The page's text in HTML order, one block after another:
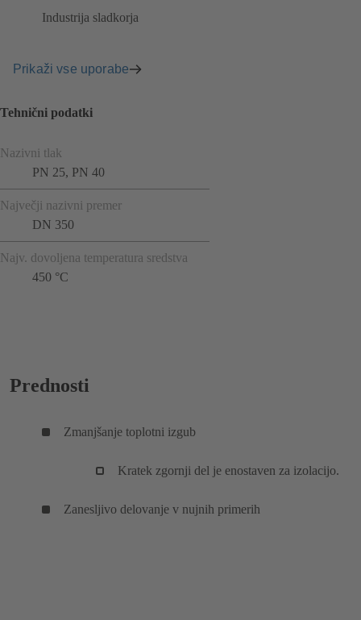
Industrija sladkorja
Prikaži vse uporabe
Tehnični podatki
Nazivni tlak
PN 25, PN 40
Največji nazivni premer
DN 350
Najv. dovoljena temperatura sredstva
450 °C
Prednosti
Zmanjšanje toplotni izgub
Kratek zgornji del je enostaven za izolacijo.
Zanesljivo delovanje v nujnih primerih